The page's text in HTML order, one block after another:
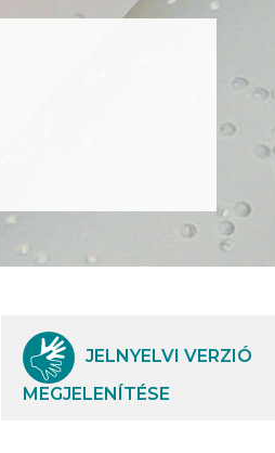
JELNYELVI VERZIÓ
MEGJELENÍTÉSE